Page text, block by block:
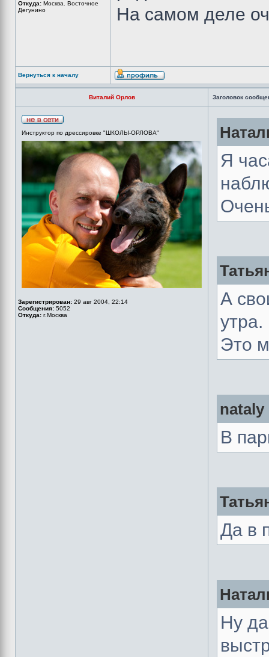
Откуда: Москва. Восточное
Дегунино
На самом деле
Вернуться к началу
Виталий Орлов Заголовок
Инструктор по дрессировке "ШКОЛЫ-ОРЛОВА"
Зарегистрирован: 29 авг 2004, 22:14
Сообщения: 5052
Откуда: г.Москва
Я
А
утра.
Это
nataly
В
Да в
Ну